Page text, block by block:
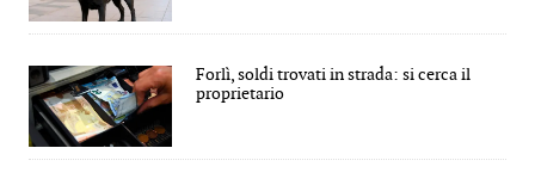
Forlì, soldi trovati in strada: si cerca il
proprietario